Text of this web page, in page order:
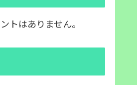
トはありません。